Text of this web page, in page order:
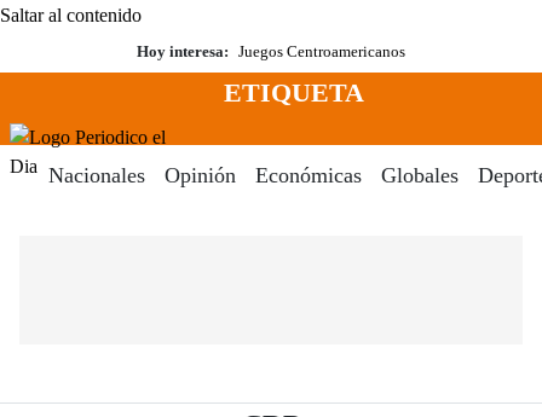
Saltar al contenido
Hoy interesa: Juegos Centroamericanos
Menú
ETIQUETA
Nacionales Opinión Económicas Globales